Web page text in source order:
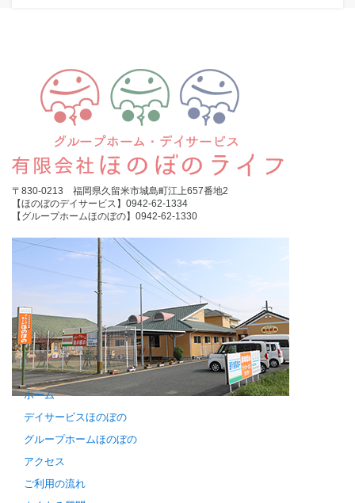
〒830-0213 福岡県久留米市城島町江上657番地2
【ほのぼのデイサービス】0942-62-1334
【グループホームほのぼの】0942-62-1330
ホーム
デイサービスほのぼの
グループホームほのぼの
アクセス
ご利用の流れ